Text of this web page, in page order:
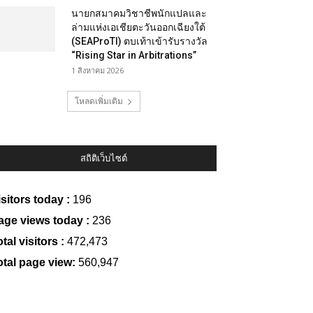
นายกสมาคมวิชาชีพนักแปลและ
ล่ามแห่งเอเชียตะวันออกเฉียงใต้
(SEAProTI) ตบเท้าเข้ารับรางวัล
“Rising Star in Arbitrations”
1 สิงหาคม 2026
โหลดเพิ่มเติม
สถิติเว็บไซต์
today : 196
views today : 236
visitors : 472,473
page view: 560,947